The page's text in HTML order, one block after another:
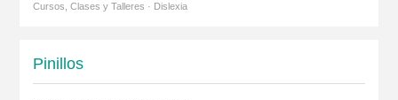
Cursos, Clases y Talleres · Dislexia
Pinillos